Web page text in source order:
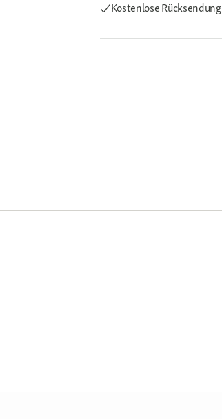
Kostenlose Rücksendung